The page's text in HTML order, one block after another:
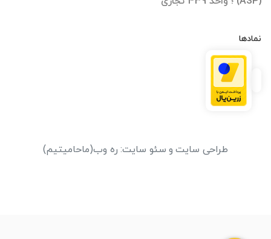
نمادها
طراحی سایت و سئو سایت: ره وب(ماحامیتیم)